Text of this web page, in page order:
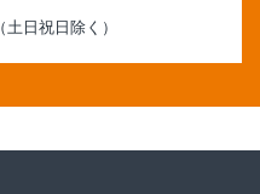
日祝日除く）